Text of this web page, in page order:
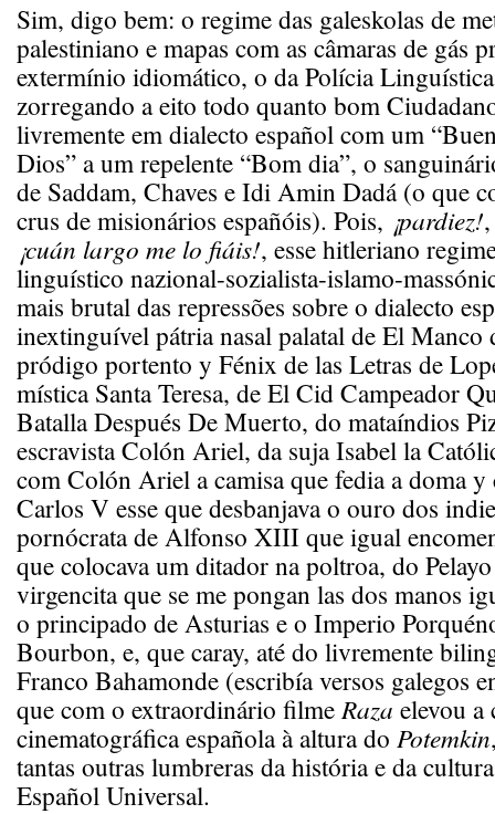
Sim, digo bem: o regime das galeskolas de
palestiniano e mapas com as câmaras de gás
extermínio idiomático, o da Polícia
zorregando a eito todo quanto bom
livremente em dialecto español com um
Dios” a um repelente “Bom dia”, o
de Saddam, Chaves e Idi Amin Dadá (o que
crus de misionários españóis). Pois, ¡pardiez!
¡cuán largo me lo fiáis!, esse hitleriano
linguístico nazional-sozialista-islamo-
mais brutal das repressões sobre o dialecto
inextinguível pátria nasal palatal de El Manco
pródigo portento y Fénix de las Letras de
mística Santa Teresa, de El Cid Campeador
Batalla Después De Muerto, do mataíndios
escravista Colón Ariel, da suja Isabel la
com Colón Ariel a camisa que fedia a doma y
Carlos V esse que desbanjava o ouro dos
pornócrata de Alfonso XIII que igual
que colocava um ditador na poltroa, do
virgencita que se me pongan las dos manos
o principado de Asturias e o Imperio
Bourbon, e, que caray, até do livremente
Franco Bahamonde (escribía versos galegos
que com o extraordinário filmeRaza elevou a
cinematográfica española à altura do Potemkin
tantas outras lumbreras da história e da
Español Universal.